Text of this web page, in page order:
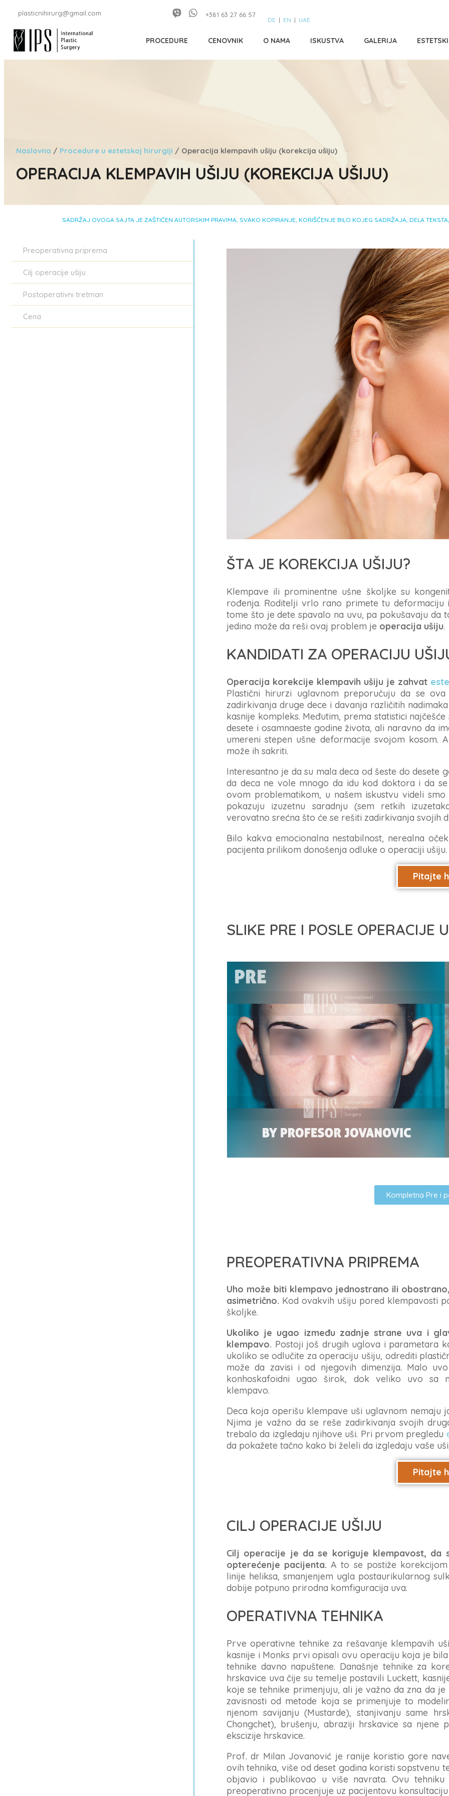
plasticnihirurg@gmail.com +381 63 27 66 57
DE | EN | UAE
PROCEDURE CENOVNIK O NAMA ISKUSTVA GALERIJA
Naslovna / Procedure u estetskoj hirurgiji / Operacija klempavih ušiju (korekcija ušiju)
OPERACIJA KLEMPAVIH UŠIJU (KOREKCIJA UŠIJU)
SADRŽAJ OVOGA SAJTA JE ZAŠTIĆEN AUTORSKIM PRAVIMA, SVAKO KOPIRANJE, KORIŠĆENJE BILO KOJEG SADRŽAJA, DELA
Preoperativna priprema
Cilj operacije ušiju
Postoperativni tretman
Cena
ŠTA JE KOREKCIJA UŠIJU?
Klempave ili prominentne ušne školjke su
rođenja. Roditelji vrlo rano primete tu
tome što je dete spavalo na uvu, pa pokušavaju da
jedino može da reši ovaj problem je operacija ušiju.
KANDIDATI ZA OPERACIJU
Operacija korekcije klempavih ušiju je zahvat
Plastični hirurzi uglavnom preporučuju da se
zadirkivanja druge dece i davanja različitih
kasnije kompleks. Međutim, prema statistici
desete i osamnaeste godine života, ali naravno da
umereni stepen ušne deformacije svojom
može ih sakriti.
Interesantno je da su mala deca od šeste do desete
da deca ne vole mnogo da idu kod doktora i da
ovom problematikom, u našem iskustvu videli
pokazuju izuzetnu saradnju (sem retkih
verovatno srećna što će se rešiti zadirkivanja svojih
Bilo kakva emocionalna nestabilnost, nerealna
pacijenta prilikom donošenja odluke o operaciji ušiju.
Pitajte
SLIKE PRE I POSLE OPERACIJE
Kompletna Pre i
PREOPERATIVNA PRIPREMA
Uho može biti klempavo jednostrano ili
asimetrično. Kod ovakvih ušiju pored klempavosti
školjke.
Ukoliko je ugao između zadnje strane uva i
klempavo. Postoji još drugih uglova i parametara
ukoliko se odlučite za operaciju ušiju, odrediti
može da zavisi i od njegovih dimenzija. Malo
konhoskafoidni ugao širok, dok veliko uvo sa
klempavo.
Deca koja operišu klempave uši uglavnom nemaju
Njima je važno da se reše zadirkivanja svojih
trebalo da izgledaju njihove uši. Pri prvom pregledu
da pokažete tačno kako bi želeli da izgledaju vaše
Pitajte
CILJ OPERACIJE UŠIJU
Cilj operacije je da se koriguje klempavost,
opterećenje pacijenta. A to se postiže
linije heliksa, smanjenjem ugla postaurikularnog
dobije potpuno prirodna komfiguracija uva.
OPERATIVNA TEHNIKA
Prve operativne tehnike za rešavanje klempavih
kasnije i Monks prvi opisali ovu operaciju koja je
tehnike davno napuštene. Današnje tehnike za
hrskavice uva čije su temelje postavili Luckett,
koje se tehnike primenjuju, ali je važno da zna da
zavisnosti od metode koja se primenjuje to
njenom savijanju (Mustarde), stanjivanju same
Chongchet), brušenju, abraziji hrskavice sa
ekscizije hrskavice.
Prof. dr Milan Jovanović je ranije koristio gore
ovih tehnika, više od deset godina koristi sopstvenu
objavio i publikovao u više navrata. Ovu
preoperativno procenjuje uz pacijentovu